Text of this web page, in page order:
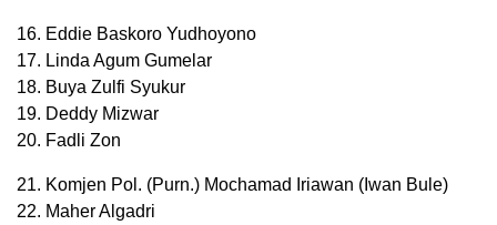
16. Eddie Baskoro Yudhoyono
17. Linda Agum Gumelar
18. Buya Zulfi Syukur
19. Deddy Mizwar
20. Fadli Zon
21. Komjen Pol. (Purn.) Mochamad Iriawan (Iwan Bule)
22. Maher Algadri